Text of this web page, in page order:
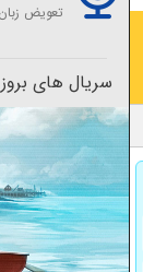
تعویض
سریال های